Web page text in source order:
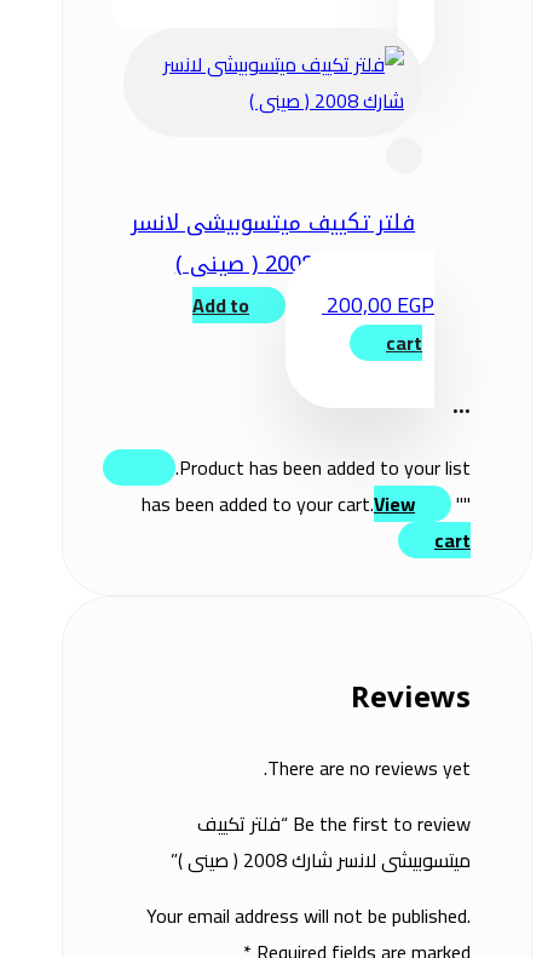
فلتر تكييف ميتسوبيشى لانسر
200,00EGP
Add to
cart
...
Product has been added to your list.
"
" has been added to your cart.
View
cart
Reviews
There are no reviews yet.
Be the first to review “فلتر تكييف
ميتسوبيشى لانسر شارك 2008 ( صينى )”
Your email address will not be published.